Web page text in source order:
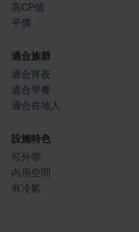
高CP值
平價
適合族群
適合宵夜
適合早餐
適合在地人
設施特色
可外帶
內用空間
有冷氣